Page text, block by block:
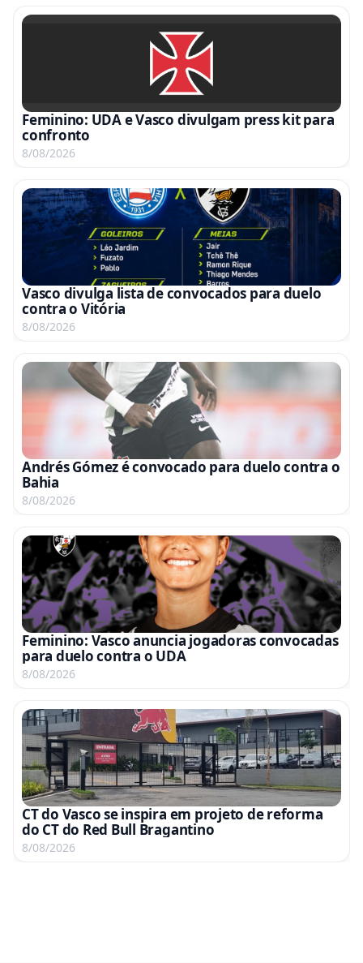
Feminino: UDA e Vasco divulgam press kit para
confronto
8/08/2026
Vasco divulga lista de convocados para duelo
contra o Vitória
8/08/2026
Andrés Gómez é convocado para duelo contra o
Bahia
8/08/2026
Feminino: Vasco anuncia jogadoras convocadas
para duelo contra o UDA
8/08/2026
CT do Vasco se inspira em projeto de reforma
do CT do Red Bull Bragantino
8/08/2026